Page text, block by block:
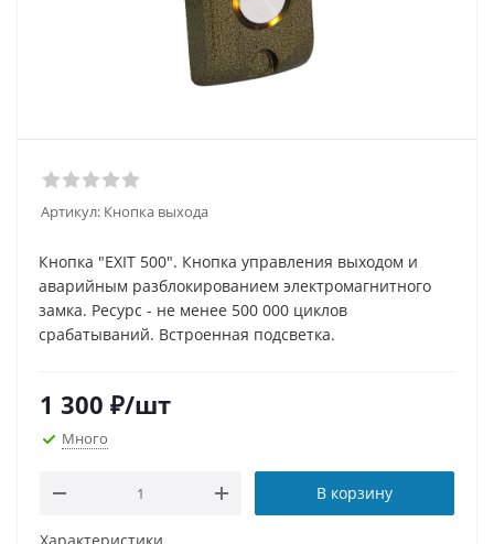
Артикул: Кнопка выхода
Кнопка "EXIT 500". Кнопка управления выходом и
аварийным разблокированием электромагнитного
замка. Ресурс - не менее 500 000 циклов
срабатываний. Встроенная подсветка.
1 300 ₽/шт
Много
В корзину